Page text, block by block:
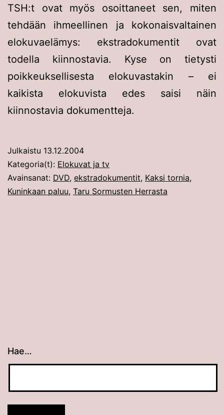
TSH:t ovat myös osoittaneet sen, miten
tehdään ihmeellinen ja kokonaisvaltainen
elokuvaelämys: ekstradokumentit ovat
todella kiinnostavia. Kyse on tietysti
poikkeuksellisesta elokuvastakin – ei
kaikista elokuvista edes saisi näin
kiinnostavia dokumentteja.
Julkaistu 13.12.2004
Kategoria(t): Elokuvat ja tv
Avainsanat: DVD, ekstradokumentit, Kaksi tornia,
Kuninkaan paluu, Taru Sormusten Herrasta
Hae…
Kun tuloksia tulee, voit selata niitä